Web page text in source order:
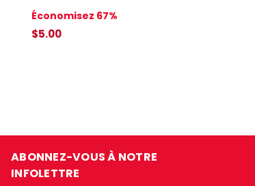
Économisez 67%
$5.00
ABONNEZ-VOUS À NOTRE
INFOLETTRE